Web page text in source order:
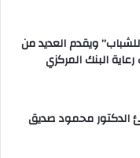
ويقدم العديد من
البنك المركزي
الدكتور محمود صديق